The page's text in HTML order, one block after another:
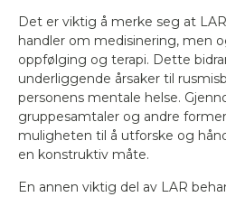
Det er viktig å merke seg at
handler om medisinering, men
oppfølging og terapi. Dette
underliggende årsaker til
personens mentale helse.
gruppesamtaler og andre
muligheten til å utforske og
en konstruktiv måte.
En annen viktig del av LAR